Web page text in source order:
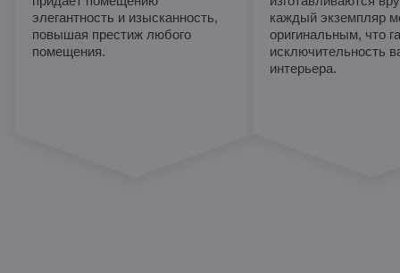
элегантность и изысканность,
повышая престиж любого
помещения.
каждый экземпляр
оригинальным, что
исключительность
интерьера.